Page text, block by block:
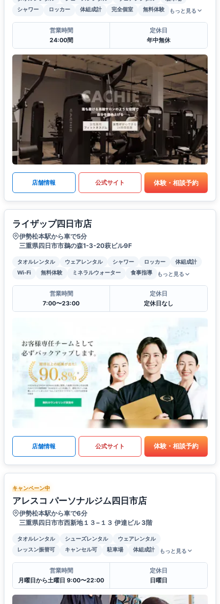
シャワー
ロッカー 体組成計 完全個室 無料体験 もっと見る
営業時間
24:00間
定休日
年中無休
店舗情報 公式サイト 体験・相談予約
ライザップ四日市店
伊勢松本駅から車で5分
三重県四日市市鵜の森1-3-20萩ビル9F
タオルレンタル ウェアレンタル シャワー ロッカー
体組成計
Wi-Fi
無料体験 ミネラルウォーター 食事指導 もっと見る
営業時間
7:00〜23:00
定休日
定休日なし
店舗情報 公式サイト 体験・相談予約
キャンペーン中
アレスコ パーソナルジム四日市店
伊勢松本駅から車で6分
三重県四日市市西新地１３−１３ 伊達ビル 3階
タオルレンタル シューズレンタル
ウェアレンタル
レッスン振替可
キャンセル可 駐車場 体組成計 もっと見る
営業時間
月曜日から土曜日 9:00〜22:00
定休日
日曜日